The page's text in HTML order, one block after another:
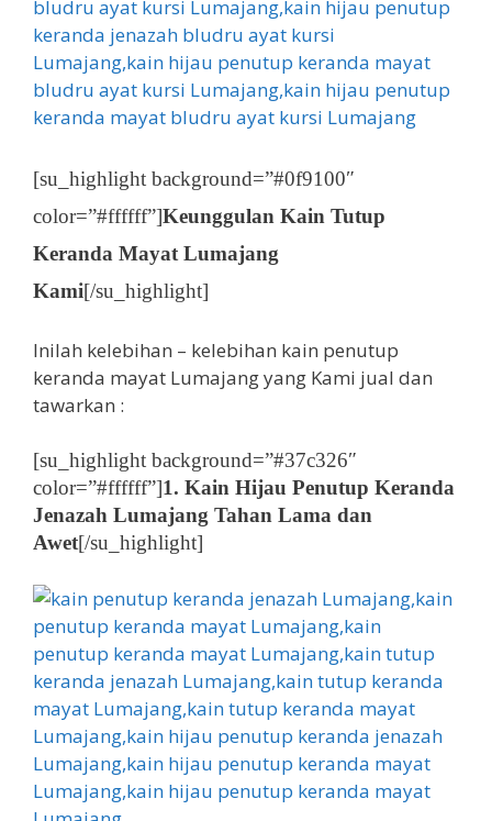
[su_highlight background=”#0f9100″
color=”#ffffff”]Keunggulan Kain Tutup
Keranda Mayat Lumajang
Kami[/su_highlight]
Inilah kelebihan – kelebihan kain penutup
keranda mayat Lumajang yang Kami jual dan
tawarkan :
[su_highlight background=”#37c326″
color=”#ffffff”]1. Kain Hijau Penutup Keranda
Jenazah Lumajang Tahan Lama dan
Awet[/su_highlight]